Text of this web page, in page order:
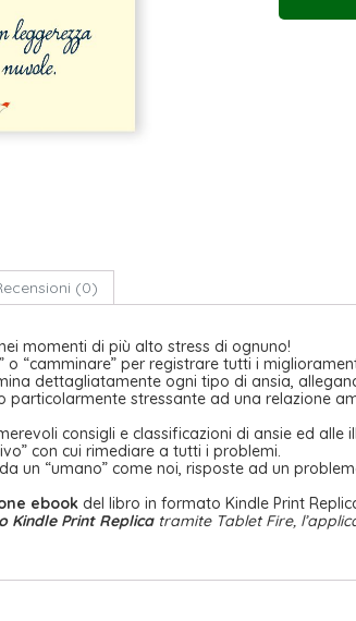
(0)
momenti di più alto stress di ognuno!
“camminare” per registrare tutti i
dettagliatamente ogni tipo di ansia,
particolarmente stressante ad una relazione
consigli e classificazioni di ansie ed
con cui rimediare a tutti i problemi.
un “umano” come noi, risposte ad un
ebook del libro in formato Kindle Print
Kindle Print Replicatramite Tablet Fire,